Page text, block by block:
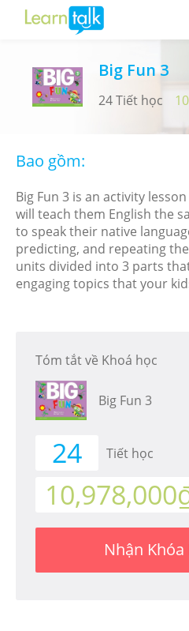
Big Fun 3
24 Tiết học
Bao gồm:
Big Fun 3 is an activity
will teach them English the
to speak their native
predicting, and repeating
units divided into 3 parts
engaging topics that your
Tóm tắt về Khoá học
Big Fun 3
24 Tiết học
Nhận